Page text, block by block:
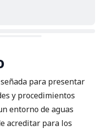
para presentar
y procedimientos
entorno de aguas
acreditar para los